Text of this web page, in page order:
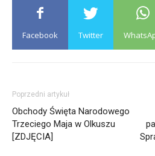
Facebook Twitter
Poprzedni artykuł
Obchody Święta Narodowego
Trzeciego Maja w Olkuszu
[ZDJĘCIA]